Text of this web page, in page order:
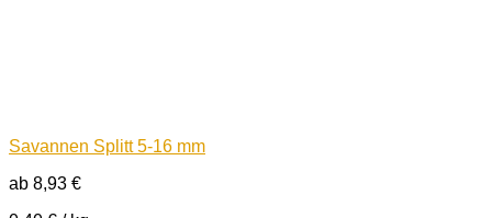
Savannen Splitt 5-16 mm
ab 8,93 €